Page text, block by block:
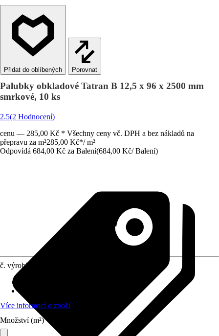
Porovnat
Palubky obkladové Tatran B 12,5 x 96 x 2500 mm
smrkové, 10 ks
2.5(2 Hodnocení)
cenu — 285,00 Kč * Všechny ceny vč. DPH a bez nákladů na
přepravu za m²285,00 Kč*/ m²
Odpovídá 684,00 Kč za Balení(684,00 Kč/ Balení)
č. výrobku
Více informací o zboží
Množství (m²)